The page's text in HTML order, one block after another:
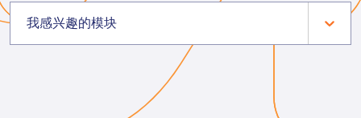
我感兴趣的模块